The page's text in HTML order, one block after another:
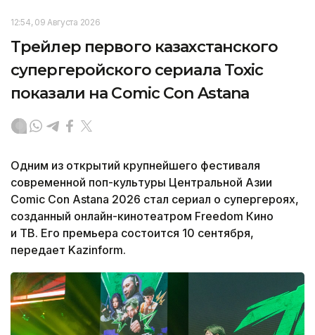
12:54, 09 Августа 2026
Трейлер первого казахстанского
супергеройского сериала Toxic
показали на Comic Con Astana
Одним из открытий крупнейшего фестиваля
современной поп-культуры Центральной Азии
Comic Con Astana 2026 стал сериал о супергероях,
созданный онлайн-кинотеатром Freedom Кино
и ТВ. Его премьера состоится 10 сентября,
передает Kazinform.